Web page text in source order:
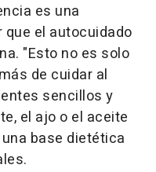
es una
el autocuidado
"Esto no es solo
de cuidar al
sencillos y
el ajo o el aceite
base dietética